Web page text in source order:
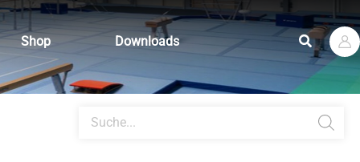
Shop Downloads Suchen
search